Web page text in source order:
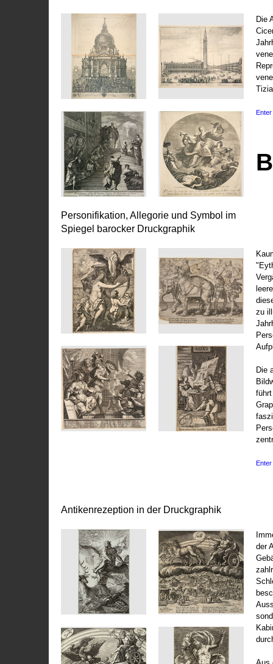
Die
Enter
Personifikation, Allegorie und Symbol im
Spiegel barocker Druckgraphik
zu
Die
Enter
Antikenrezeption in der Druckgraphik
der